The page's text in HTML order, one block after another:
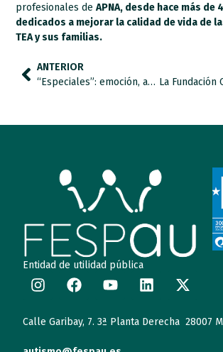
profesionales deAPNA, desde hace más de
dedicados a mejorar la calidad de vida de
TEA y sus familias.
ANTERIOR
“Especiales”: emoción, autismo y mundo asociativo.
Entidad de utilidad pública
Calle Garibay, 7. 3ª Planta Derecha 28007